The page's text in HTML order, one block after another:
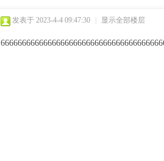
发表于 2023-4-4 09:47:30 显示全部楼层